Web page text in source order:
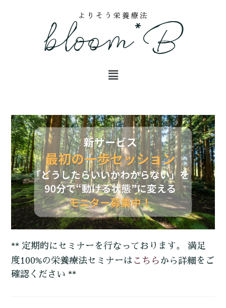
** 定期的にセミナーを行なっております。 満足
度100%の栄養療法セミナーは こちら から詳細をご
確認ください **